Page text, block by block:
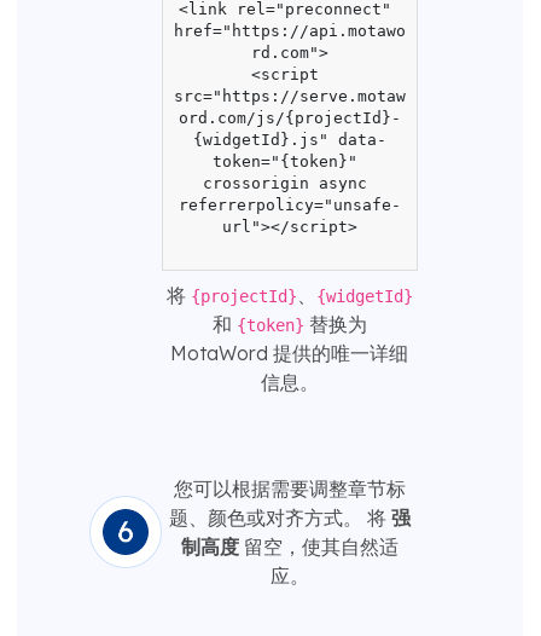
<link rel="preconnect"
href="https://api.motawo
rd.com">
<script
src="https://serve.motaw
ord.com/js/{projectId}-
{widgetId}.js" data-
token="{token}"
crossorigin async
referrerpolicy="unsafe-
url"></script>
将 {projectId} {widgetId}
和 {token} 替换为
MotaWord 提供的唯一详细
信息。
您可以根据需要调整章节标
题、颜色或对齐方式。 将 强
制高度留空，使其自然适
应。